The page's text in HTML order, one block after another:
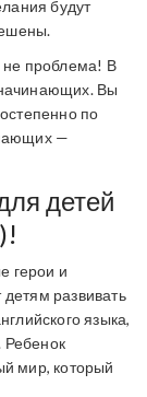
будут
не проблема! В
Вы
по
—
детей
герои и
развивать
языка,
Ребенок
мир, который